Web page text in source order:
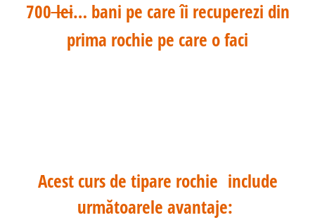
700lei… bani pe care îi recuperezi din
prima rochie pe care o faci
Acest curs de tipare rochie include
următoarele avantaje: